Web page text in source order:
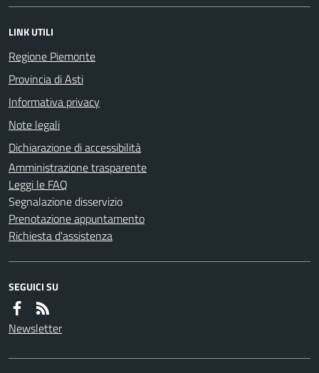
LINK UTILI
Regione Piemonte
Provincia di Asti
Informativa privacy
Note legali
Dichiarazione di accessibilità
Amministrazione trasparente
Leggi le FAQ
Segnalazione disservizio
Prenotazione appuntamento
Richiesta d'assistenza
SEGUICI SU
Newsletter